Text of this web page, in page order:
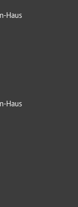
Haus
Haus